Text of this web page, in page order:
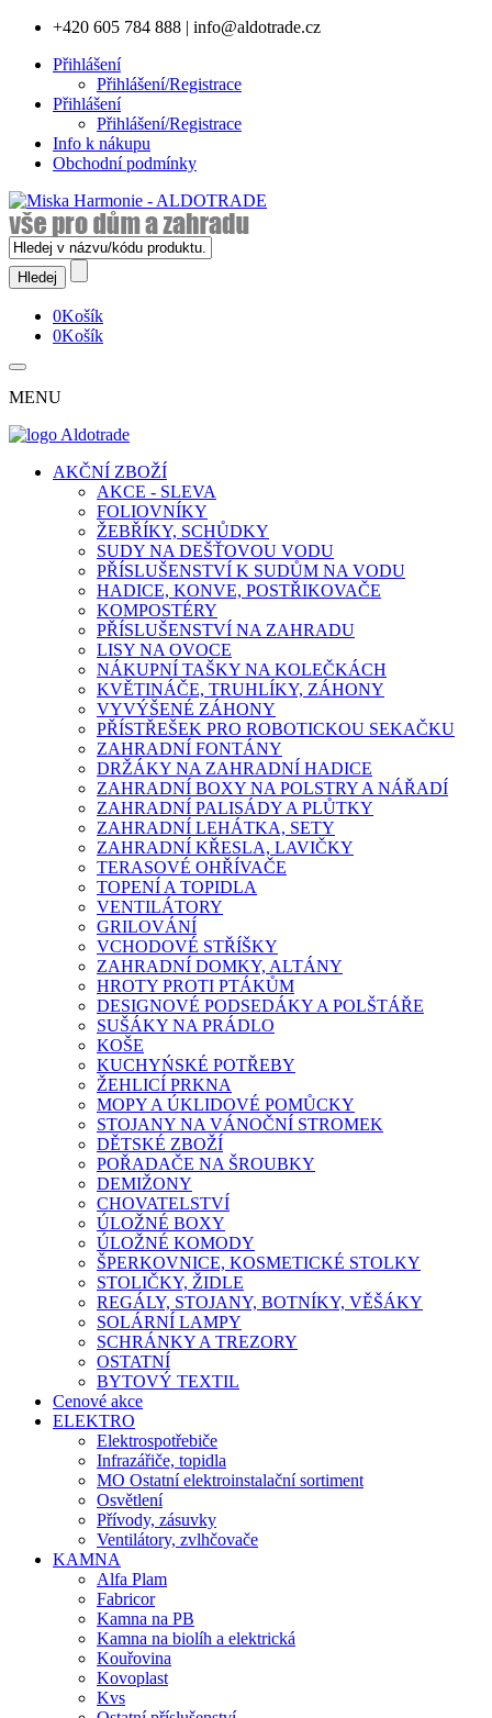
+420 605 784 888 | info@aldotrade.cz
Přihlášení
Přihlášení/Registrace
Přihlášení
Přihlášení/Registrace
Info k nákupu
Obchodní podmínky
0Košík
0Košík
MENU
AKČNÍ ZBOŽÍ
AKCE - SLEVA
FOLIOVNÍKY
ŽEBŘÍKY, SCHŮDKY
SUDY NA DEŠŤOVOU VODU
PŘÍSLUŠENSTVÍ K SUDŮM NA VODU
HADICE, KONVE, POSTŘIKOVAČE
KOMPOSTÉRY
PŘÍSLUŠENSTVÍ NA ZAHRADU
LISY NA OVOCE
NÁKUPNÍ TAŠKY NA KOLEČKÁCH
KVĚTINÁČE, TRUHLÍKY, ZÁHONY
VYVÝŠENÉ ZÁHONY
PŘÍSTŘEŠEK PRO ROBOTICKOU SEKAČKU
ZAHRADNÍ FONTÁNY
DRŽÁKY NA ZAHRADNÍ HADICE
ZAHRADNÍ BOXY NA POLSTRY A NÁŘADÍ
ZAHRADNÍ PALISÁDY A PLŮTKY
ZAHRADNÍ LEHÁTKA, SETY
ZAHRADNÍ KŘESLA, LAVIČKY
TERASOVÉ OHŘÍVAČE
TOPENÍ A TOPIDLA
VENTILÁTORY
GRILOVÁNÍ
VCHODOVÉ STŘÍŠKY
ZAHRADNÍ DOMKY, ALTÁNY
HROTY PROTI PTÁKŮM
DESIGNOVÉ PODSEDÁKY A POLŠTÁŘE
SUŠÁKY NA PRÁDLO
KOŠE
KUCHYŃSKÉ POTŘEBY
ŽEHLICÍ PRKNA
MOPY A ÚKLIDOVÉ POMŮCKY
STOJANY NA VÁNOČNÍ STROMEK
DĚTSKÉ ZBOŽÍ
POŘADAČE NA ŠROUBKY
DEMIŽONY
CHOVATELSTVÍ
ÚLOŽNÉ BOXY
ÚLOŽNÉ KOMODY
ŠPERKOVNICE, KOSMETICKÉ STOLKY
STOLIČKY, ŽIDLE
REGÁLY, STOJANY, BOTNÍKY, VĚŠÁKY
SOLÁRNÍ LAMPY
SCHRÁNKY A TREZORY
OSTATNÍ
BYTOVÝ TEXTIL
Cenové akce
ELEKTRO
Elektrospotřebiče
Infrazářiče, topidla
MO Ostatní elektroinstalační sortiment
Osvětlení
Přívody, zásuvky
Ventilátory, zvlhčovače
KAMNA
Alfa Plam
Fabricor
Kamna na PB
Kamna na biolíh a elektrická
Kouřovina
Kovoplast
Kvs